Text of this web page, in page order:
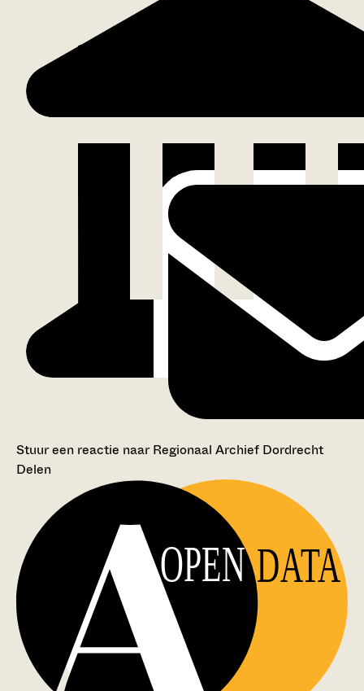
Stuur een reactie naar Regionaal Archief Dordrecht
Delen
OPEN DATA